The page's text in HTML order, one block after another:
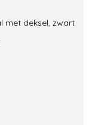
met deksel, zwart